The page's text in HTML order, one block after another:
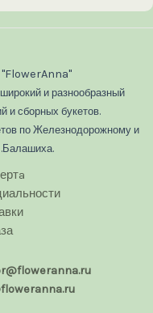
и разнообразный
и сборных букетов.
по Железнодорожному и